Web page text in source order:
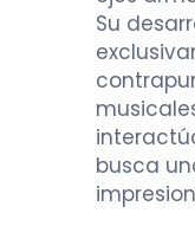
Su
busca